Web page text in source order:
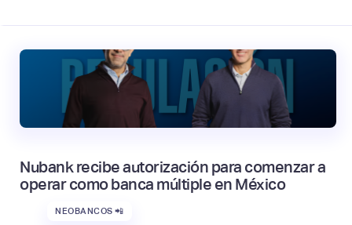
Nubank recibe autorización para comenzar a
operar como banca múltiple en México
NEOBANCOS 📲